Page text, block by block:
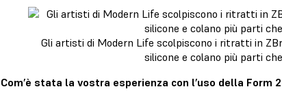
Gli artisti di Modern Life scolpiscono i ritratti in
silicone e colano più parti
Com’è stata la vostra esperienza con l’uso della Form